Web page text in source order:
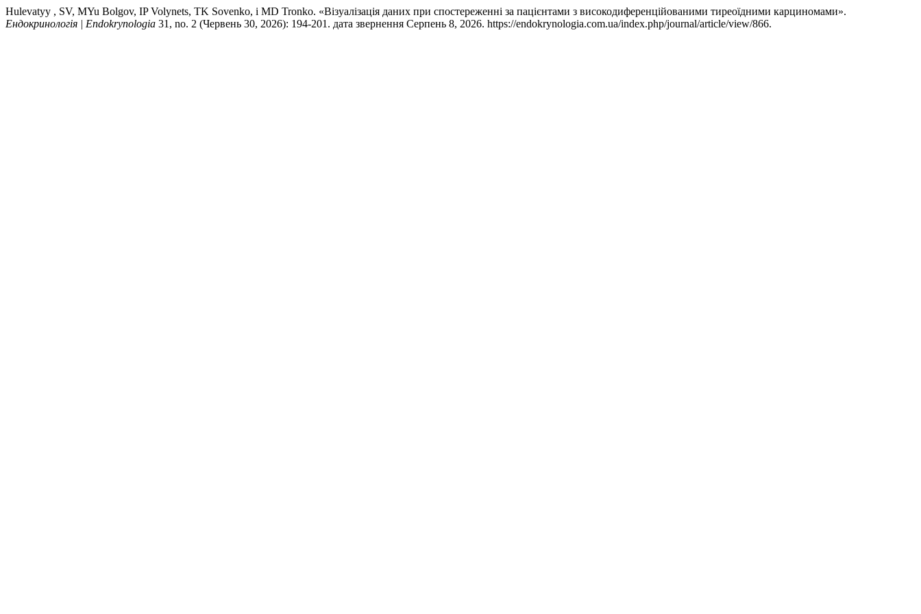
Hulevatyy , SV, MYu Bolgov, IP Volynets, TK Sovenko, і MD Tronko. «Візуалізація даних при спостереженні за пацієнтами з високодиференційованими тиреоїдними карциномами».
Ендокринологія | Endokrynologia 31, no. 2 (Червень 30, 2026): 194-201. дата звернення Серпень 8, 2026. https://endokrynologia.com.ua/index.php/journal/article/view/866.